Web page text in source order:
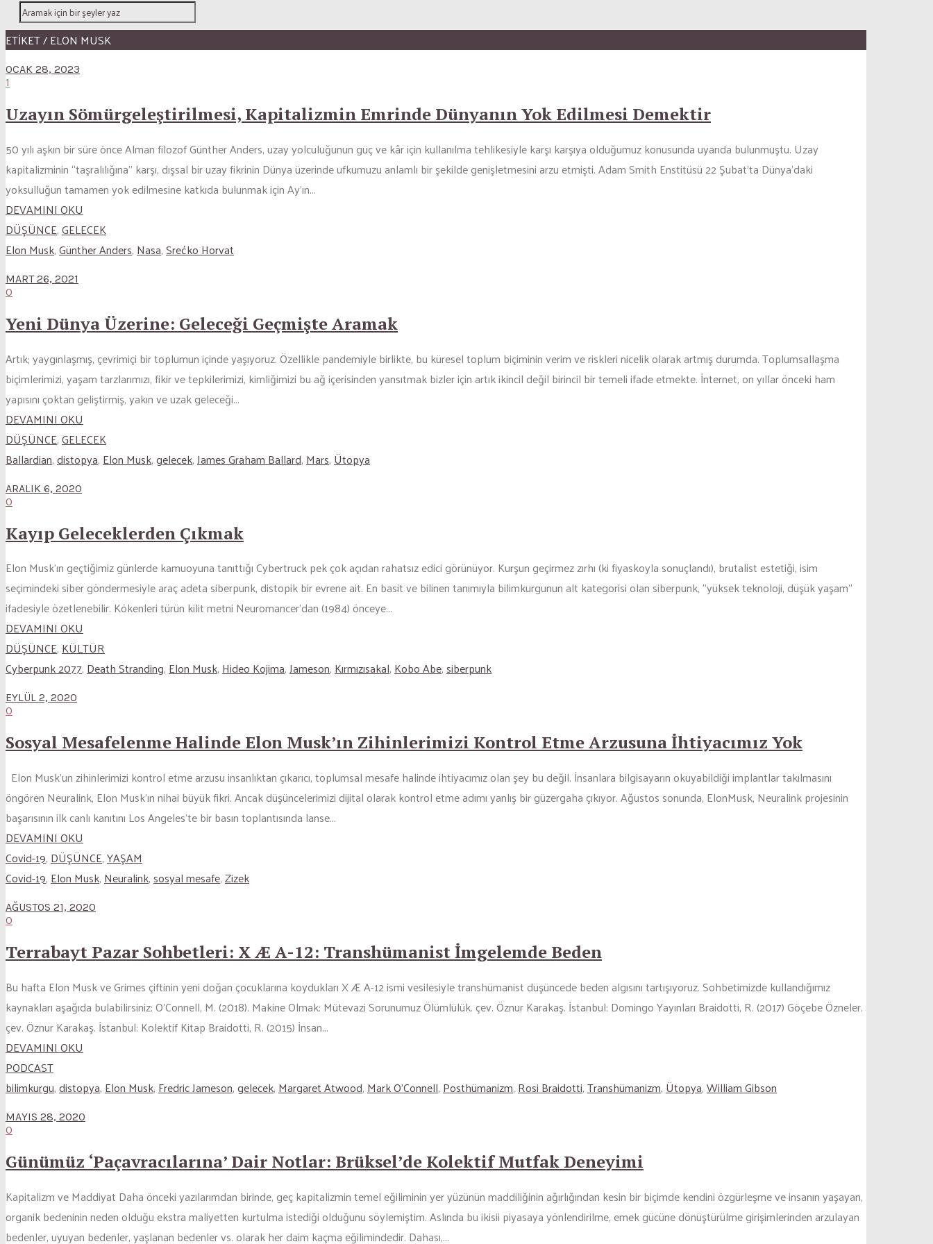
ETİKET / ELON MUSK
OCAK 28, 2023
1
Uzayın Sömürgeleştirilmesi, Kapitalizmin Emrinde Dünyanın Yok Edilmesi Demektir
50 yılı aşkın bir süre önce Alman filozof Günther Anders, uzay yolculuğunun güç ve kâr için kullanılma tehlikesiyle karşı karşıya olduğumuz konusunda uyarıda bulunmuştu. Uzay
kapitalizminin “taşralılığına” karşı, dışsal bir uzay fikrinin Dünya üzerinde ufkumuzu anlamlı bir şekilde genişletmesini arzu etmişti. Adam Smith Enstitüsü 22 Şubat’ta Dünya’daki
yoksulluğun tamamen yok edilmesine katkıda bulunmak için Ay’ın...
DEVAMINI OKU
DÜŞÜNCE,GELECEK
Elon Musk,Günther Anders,Nasa,Srećko Horvat
MART 26, 2021
0
Yeni Dünya Üzerine: Geleceği Geçmişte Aramak
Artık; yaygınlaşmış, çevrimiçi bir toplumun içinde yaşıyoruz. Özellikle pandemiyle birlikte, bu küresel toplum biçiminin verim ve riskleri nicelik olarak artmış durumda. Toplumsallaşma
biçimlerimizi, yaşam tarzlarımızı, fikir ve tepkilerimizi, kimliğimizi bu ağ içerisinden yansıtmak bizler için artık ikincil değil birincil bir temeli ifade etmekte. İnternet, on yıllar önceki ham
yapısını çoktan geliştirmiş, yakın ve uzak geleceği...
DEVAMINI OKU
DÜŞÜNCE,GELECEK
Ballardian,distopya, Elon Musk,gelecek,James Graham Ballard, Mars, Ütopya
ARALIK 6, 2020
0
Kayıp Geleceklerden Çıkmak
Elon Musk’ın geçtiğimiz günlerde kamuoyuna tanıttığı Cybertruck pek çok açıdan rahatsız edici görünüyor. Kurşun geçirmez zırhı (ki fiyaskoyla sonuçlandı), brutalist estetiği, isim
seçimindeki siber göndermesiyle araç adeta siberpunk, distopik bir evrene ait. En basit ve bilinen tanımıyla bilimkurgunun alt kategorisi olan siberpunk, “yüksek teknoloji, düşük yaşam”
ifadesiyle özetlenebilir. Kökenleri türün kilit metni Neuromancer’dan (1984) önceye...
DEVAMINI OKU
DÜŞÜNCE,KÜLTÜR
Cyberpunk 2077,Death Stranding,Elon Musk,Hideo Kojima,Jameson,Kırmızısakal,Kobo Abe,siberpunk
EYLÜL 2, 2020
0
Sosyal Mesafelenme Halinde Elon Musk’ın Zihinlerimizi Kontrol Etme Arzusuna İhtiyacımız Yok
Elon Musk’un zihinlerimizi kontrol etme arzusu insanlıktan çıkarıcı, toplumsal mesafe halinde ihtiyacımız olan şey bu değil. İnsanlara bilgisayarın okuyabildiği implantlar takılmasını
öngören Neuralink, Elon Musk’ın nihai büyük fikri. Ancak düşüncelerimizi dijital olarak kontrol etme adımı yanlış bir güzergaha çıkıyor. Ağustos sonunda, ElonMusk, Neuralink projesinin
başarısının ilk canlı kanıtını Los Angeles’te bir basın toplantısında lanse...
DEVAMINI OKU
Covid-19,DÜŞÜNCE,YAŞAM
Covid-19,Elon Musk,Neuralink,sosyal mesafe,Zizek
AĞUSTOS 21, 2020
0
Terrabayt Pazar Sohbetleri: X Æ A-12: Transhümanist İmgelemde Beden
Bu hafta Elon Musk ve Grimes çiftinin yeni doğan çocuklarına koydukları X Æ A-12 ismi vesilesiyle transhümanist düşüncede beden algısını tartışıyoruz. Sohbetimizde kullandığımız
kaynakları aşağıda bulabilirsiniz: O’Connell, M. (2018). Makine Olmak: Mütevazi Sorunumuz Ölümlülük. çev. Öznur Karakaş. İstanbul: Domingo Yayınları Braidotti, R. (2017) Göçebe Özneler.
çev. Öznur Karakaş. İstanbul: Kolektif Kitap Braidotti, R. (2015) İnsan...
DEVAMINI OKU
PODCAST
bilimkurgu,distopya,Elon Musk,Fredric Jameson,gelecek,Margaret Atwood,Mark O'Connell,Posthümanizm,Rosi Braidotti,Transhümanizm,Ütopya,William Gibson
MAYIS 28, 2020
0
Günümüz ‘Paçavracılarına’ Dair Notlar: Brüksel’de Kolektif Mutfak Deneyimi
Kapitalizm ve Maddiyat Daha önceki yazılarımdan birinde, geç kapitalizmin temel eğiliminin yer yüzünün maddiliğinin ağırlığından kesin bir biçimde kendini özgürleşme ve insanın yaşayan,
organik bedeninin neden olduğu ekstra maliyetten kurtulma istediği olduğunu söylemiştim. Aslında bu ikisii piyasaya yönlendirilme, emek gücüne dönüştürülme girişimlerinden arzulayan
bedenler, uyuyan bedenler, yaşlanan bedenler vs. olarak her daim kaçma eğilimindedir. Dahası,...